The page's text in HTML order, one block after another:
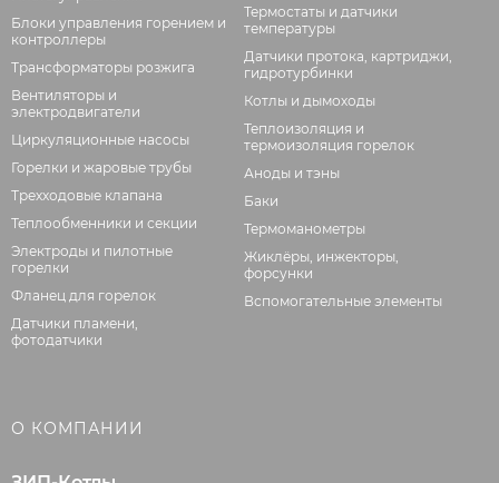
Блоки управления горением и
контроллеры
Трансформаторы розжига
Вентиляторы и
электродвигатели
Циркуляционные насосы
Горелки и жаровые трубы
Трехходовые клапана
Теплообменники и секции
Электроды и пилотные
горелки
Фланец для горелок
Датчики пламени,
фотодатчики
Термостаты и датчики
температуры
Датчики протока, картриджи,
гидротурбинки
Котлы и дымоходы
Теплоизоляция и
термоизоляция горелок
Аноды и тэны
Баки
Термоманометры
Жиклёры, инжекторы,
форсунки
Вспомогательные элементы
О КОМПАНИИ